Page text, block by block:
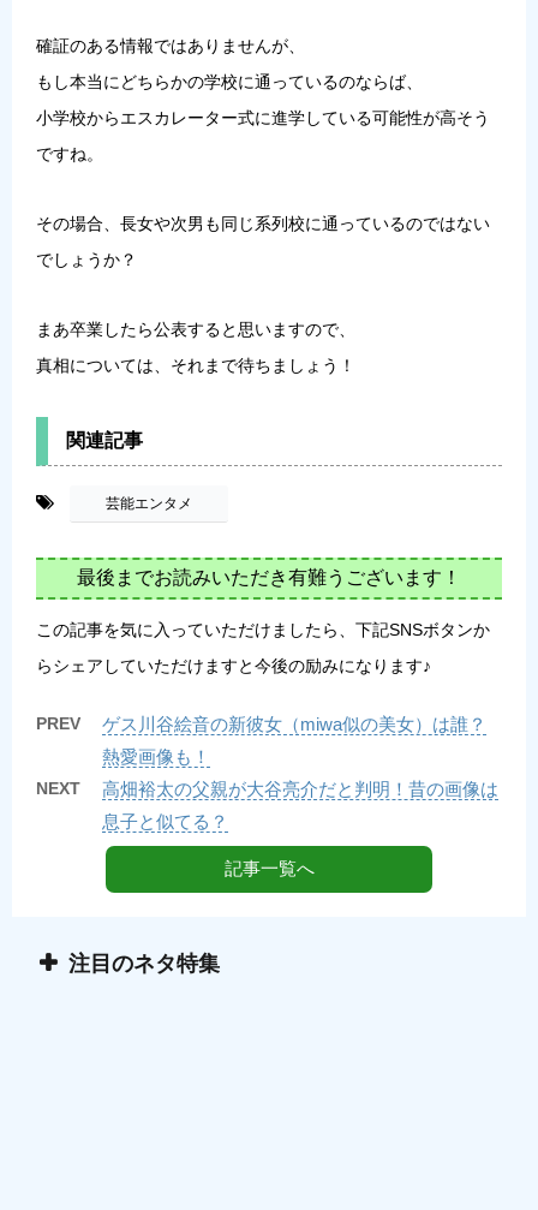
確証のある情報ではありませんが、
もし本当にどちらかの学校に通っているのならば、
小学校からエスカレーター式に進学している可能性が高そう
ですね。
その場合、長女や次男も同じ系列校に通っているのではない
でしょうか？
まあ卒業したら公表すると思いますので、
真相については、それまで待ちましょう！
関連記事
芸能エンタメ
最後までお読みいただき有難うございます！
この記事を気に入っていただけましたら、下記SNSボタンか
らシェアしていただけますと今後の励みになります♪
PREV
ゲス川谷絵音の新彼女（miwa似の美女）は誰？
熱愛画像も！
NEXT
高畑裕太の父親が大谷亮介だと判明！昔の画像は
息子と似てる？
記事一覧へ
注目のネタ特集